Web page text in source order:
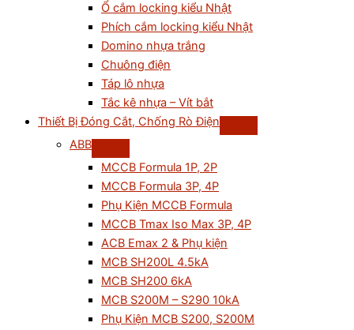
Ổ cắm locking kiểu Nhật
Phích cắm locking kiểu Nhật
Domino nhựa trắng
Chuông điện
Táp lô nhựa
Tắc kê nhựa – Vít bắt
Thiết Bị Đóng Cắt, Chống Rò Điện
ABB
MCCB Formula 1P, 2P
MCCB Formula 3P, 4P
Phụ Kiện MCCB Formula
MCCB Tmax Iso Max 3P, 4P
ACB Emax 2 & Phụ kiện
MCB SH200L 4.5kA
MCB SH200 6kA
MCB S200M – S290 10kA
Phụ Kiện MCB S200, S200M